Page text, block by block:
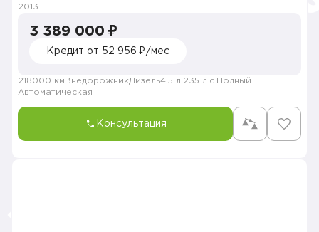
2013
3 389 000 ₽
Кредит от 52 956 ₽/мес
218000 км ВнедорожникДизель4.5 л. 235 л.с. Полный
Автоматическая
Консультация